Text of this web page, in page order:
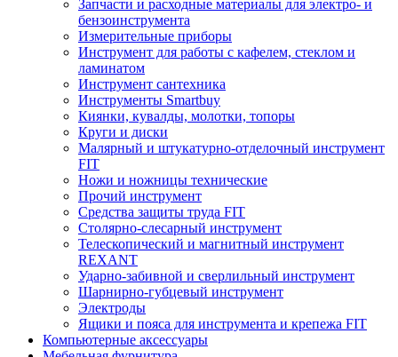
Запчасти и расходные материалы для электро- и
бензоинструмента
Измерительные приборы
Инструмент для работы с кафелем, стеклом и
ламинатом
Инструмент сантехника
Инструменты Smartbuy
Киянки, кувалды, молотки, топоры
Круги и диски
Малярный и штукатурно-отделочный инструмент
FIT
Ножи и ножницы технические
Прочий инструмент
Средства защиты труда FIT
Столярно-слесарный инструмент
Телескопический и магнитный инструмент
REXANT
Ударно-забивной и сверлильный инструмент
Шарнирно-губцевый инструмент
Электроды
Ящики и пояса для инструмента и крепежа FIT
Компьютерные аксессуары